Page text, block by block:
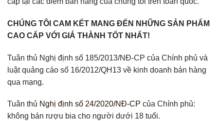
CHÚNG TÔI CAM KẾT MANG ĐẾN NHỮNG SẢN PHẨM
CAO CẤP VỚI GIÁ THÀNH TỐT NHẤT!
Tuân thủ Nghị định số 185/2013/NĐ-CP của Chính phủ và
luật quảng cáo số 16/2012/QH13 về kinh doanh bán hàng
qua mạng.
Tuân thủ Nghị định số 24/2020/NĐ-CP của Chính phủ:
không bán rượu bia cho người dưới 18 tuổi.